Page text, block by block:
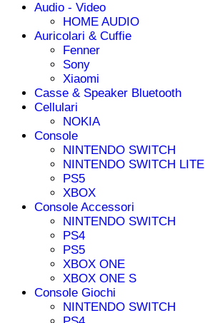
Audio - Video
HOME AUDIO
Auricolari & Cuffie
Fenner
Sony
Xiaomi
Casse & Speaker Bluetooth
Cellulari
NOKIA
Console
NINTENDO SWITCH
NINTENDO SWITCH LITE
PS5
XBOX
Console Accessori
NINTENDO SWITCH
PS4
PS5
XBOX ONE
XBOX ONE S
Console Giochi
NINTENDO SWITCH